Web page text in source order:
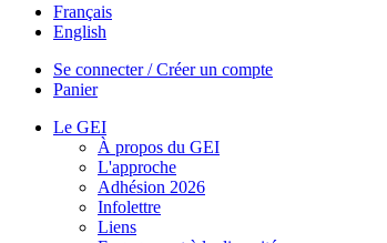
Français
English
Se connecter / Créer un compte
Panier
Le GEI
À propos du GEI
L'approche
Adhésion 2026
Infolettre
Liens